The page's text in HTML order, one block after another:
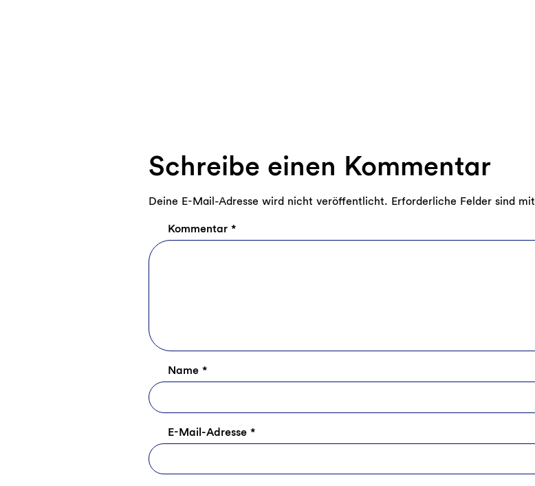
Schreibe einen Kommentar
Deine E-Mail-Adresse wird nicht veröffentlicht. Erforderliche Felder sind mit
Kommentar *
Name *
E-Mail-Adresse *